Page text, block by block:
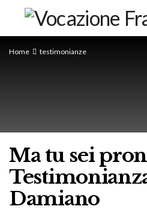
Home testimonianze
Ma tu sei
Damiano